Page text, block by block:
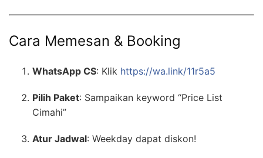
Cara Memesan & Booking
WhatsApp CS: Klik https://wa.link/11r5a5
Pilih Paket: Sampaikan keyword “Price List
Cimahi”
Atur Jadwal: Weekday dapat diskon!